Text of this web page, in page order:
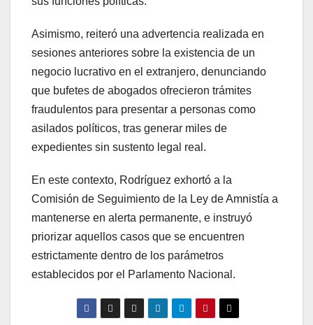
Asimismo, reiteró una advertencia realizada en
sesiones anteriores sobre la existencia de un
negocio lucrativo en el extranjero, denunciando
que bufetes de abogados ofrecieron trámites
fraudulentos para presentar a personas como
asilados políticos, tras generar miles de
expedientes sin sustento legal real.
En este contexto, Rodríguez exhortó a la
Comisión de Seguimiento de la Ley de Amnistía a
mantenerse en alerta permanente, e instruyó
priorizar aquellos casos que se encuentren
estrictamente dentro de los parámetros
establecidos por el Parlamento Nacional.